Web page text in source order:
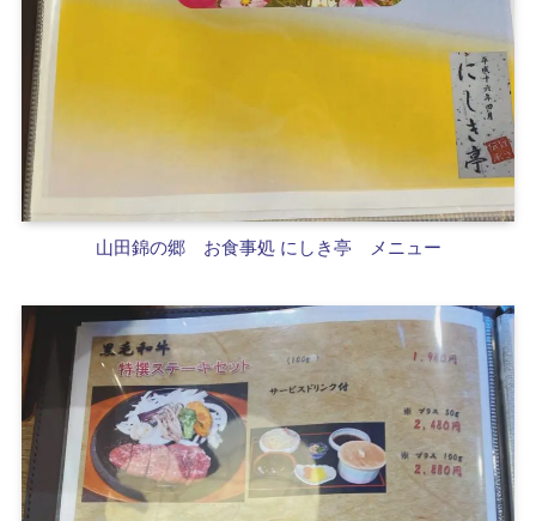
山田錦の郷 お食事処 にしき亭 メニュー